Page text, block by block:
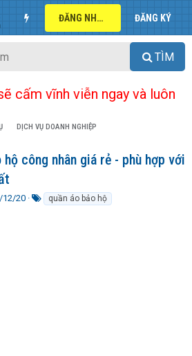
ĐĂNG NHẬP ĐĂNG KÝ
TÌM
cấm vĩnh viễn ngay và luôn
DỊCH VỤ DOANH NGHIỆP
hộ công nhân giá rẻ - phù hợp với
12/20 quần áo bảo hộ